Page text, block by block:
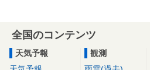
全国のコンテンツ
天気予報
観測